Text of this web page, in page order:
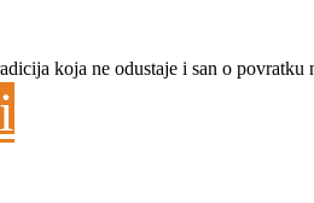
koja ne odustaje i san o povratku